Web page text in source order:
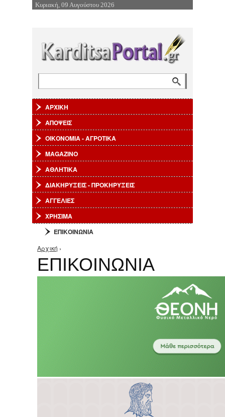
Επιστροφή στην Πλοήγηση
Κυριακή, 09 Αυγούστου 2026
ΑΡΧΙΚΗ
ΑΠΟΨΕΙΣ
ΟΙΚΟΝΟΜΙΑ - ΑΓΡΟΤΙΚΑ
MAGAZINO
ΑΘΛΗΤΙΚΑ
ΔΙΑΚΗΡΥΞΕΙΣ - ΠΡΟΚΗΡΥΞΕΙΣ
ΑΓΓΕΛΙΕΣ
ΧΡΗΣΙΜΑ
ΕΠΙΚΟΙΝΩΝΙΑ
Είστε εδώ
Αρχική ›
ΕΠΙΚΟΙΝΩΝΙΑ